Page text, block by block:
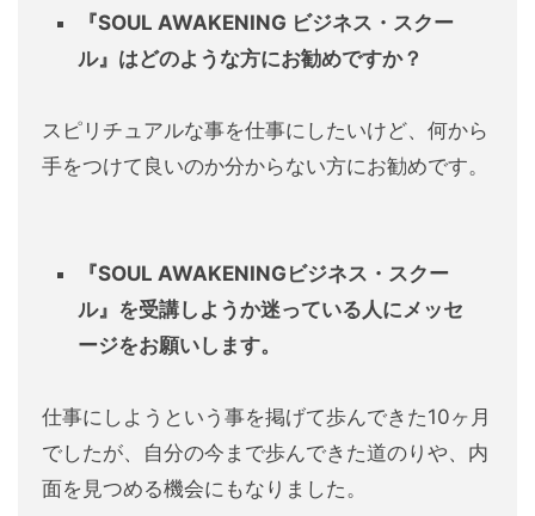
『SOUL AWAKENING ビジネス・スクー
ル』はどのような方にお勧めですか？
スピリチュアルな事を仕事にしたいけど、何から
手をつけて良いのか分からない方にお勧めです。
『SOUL AWAKENINGビジネス・スクー
ル』を受講しようか迷っている人にメッセ
ージをお願いします。
仕事にしようという事を掲げて歩んできた10ヶ月
でしたが、自分の今まで歩んできた道のりや、内
面を見つめる機会にもなりました。